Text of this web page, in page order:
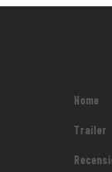
Home
Trailer